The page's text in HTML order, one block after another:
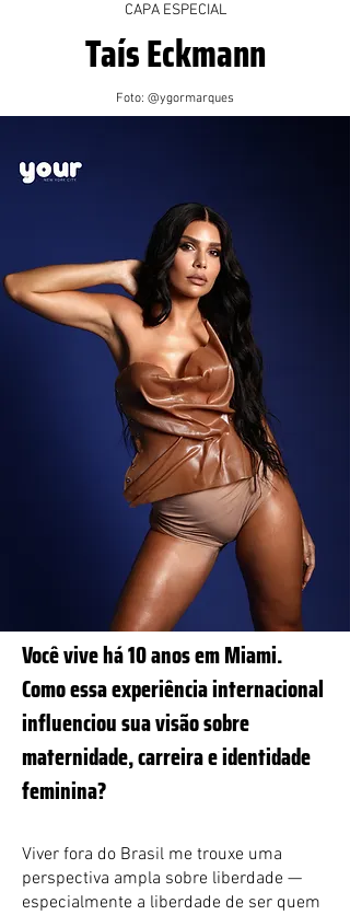
CAPA ESPECIAL
Taís Eckmann
Foto: @ygormarques
Você vive há 10 anos em Miami.
Como essa experiência internacional
influenciou sua visão sobre
maternidade, carreira e identidade
feminina?
Viver fora do Brasil me trouxe uma
perspectiva ampla sobre liberdade —
especialmente a liberdade de ser quem